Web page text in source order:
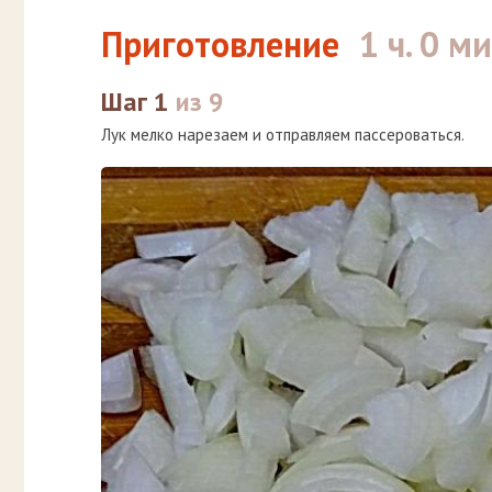
Приготовление 1 ч. 0
Шаг 1 из 9
Лук мелко нарезаем и отправляем пассероваться.